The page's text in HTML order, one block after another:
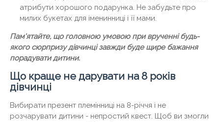
атрибути хорошого подарунка. Не забудьте про
милих букетах для іменинниці і її мами.
Пам'ятайте, що головною умовою при врученні будь-
якого сюрпризу дівчинці завжди буде щире бажання
порадувати дитини.
Що краще не дарувати на 8 років
дівчинці
Вибирати презент племінниці на 8-річчя і не
розчарувати дитини - непростий квест. Щоб ви змогли